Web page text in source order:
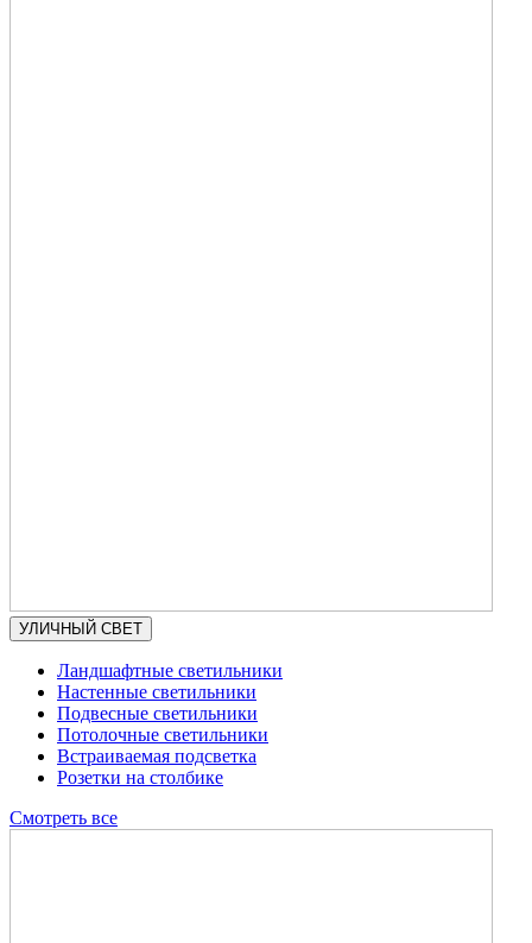
УЛИЧНЫЙ СВЕТ
Ландшафтные светильники
Настенные светильники
Подвесные светильники
Потолочные светильники
Встраиваемая подсветка
Розетки на столбике
Смотреть все